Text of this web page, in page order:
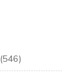
(546)